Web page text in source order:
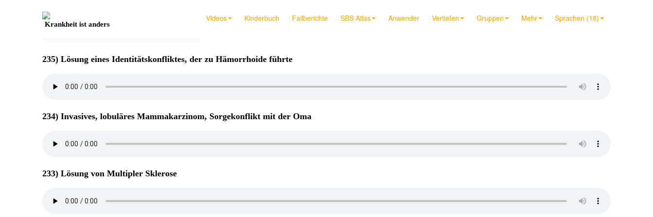
Videos Kinderbuch Fallberichte SBS Atlas Anwender Vertiefen Gruppen Mehr Sprachen (18)
Krankheit ist anders
235) Lösung eines Identitätskonfliktes, der zu Hämorrhoide führte
234) Invasives, lobuläres Mammakarzinom, Sorgekonflikt mit der Oma
233) Lösung von Multipler Sklerose